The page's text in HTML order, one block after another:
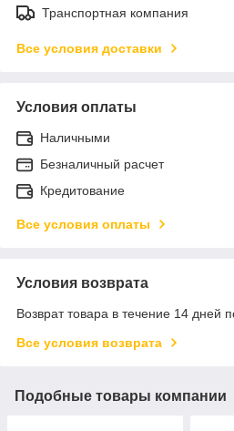
Транспортная компания
Все условия доставки
Условия оплаты
Наличными
Безналичный расчет
Кредитование
Все условия оплаты
Условия возврата
Возврат товара в течение 14 дней
Все условия возврата
Подобные товары компании